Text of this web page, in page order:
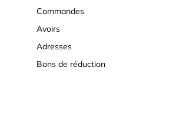
Commandes
Avoirs
Adresses
Bons de réduction